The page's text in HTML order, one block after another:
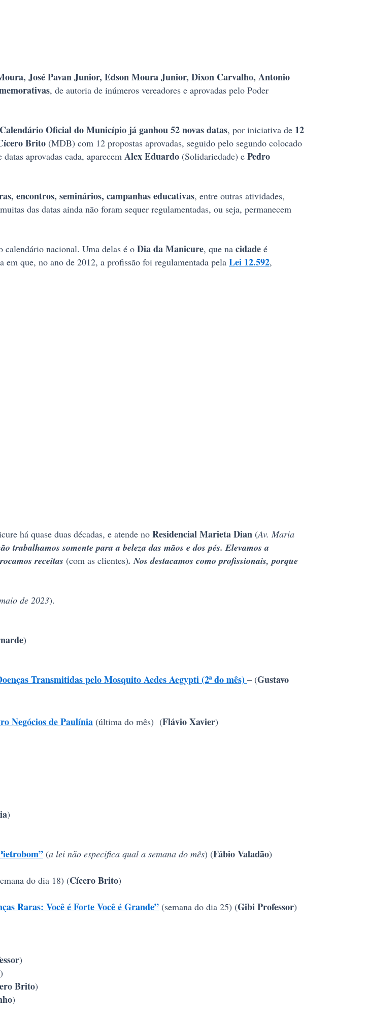
José Pavan Junior, Edson Moura Junior, Dixon Carvalho, Antonio
, de autoria de inúmeros vereadores e aprovadas pelo Poder
Calendário Oficial do Município já ganhou 52 novas datas, por iniciativa de 12
Brito (MDB) com 12 propostas aprovadas, seguido pelo segundo colocado
aprovadas cada, aparecem Alex Eduardo (Solidariedade) e Pedro
encontros, seminários, campanhas educativas, entre outras atividades,
das datas ainda não foram sequer regulamentadas, ou seja, permanecem
nacional. Uma delas é o Dia da Manicure, que na cidade é
em que, no ano de 2012, a profissão foi regulamentada pela Lei 12.592,
há quase duas décadas, e atende no Residencial Marieta Dian (Av. Maria
trabalhamos somente para a beleza das mãos e dos pés. Elevamos a
receitas (com as clientes). Nos destacamos como profissionais, porque
de 2023).
)
Transmitidas pelo Mosquito Aedes Aegypti (2ª do mês) – (Gustavo
Negócios de Paulínia (última do mês) (Flávio Xavier)
)
(a lei não especifica qual a semana do mês) (Fábio Valadão)
do dia 18) (Cícero Brito)
Raras: Você é Forte Você é Grande” (semana do dia 25) (Gibi Professor)
)
)
Brito)
)